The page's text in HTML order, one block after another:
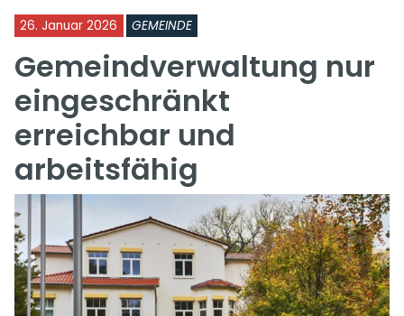
26. Januar 2026 GEMEINDE
Gemeindverwaltung nur
eingeschränkt
erreichbar und
arbeitsfähig